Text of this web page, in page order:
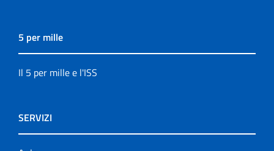
5 per mille
Il 5 per mille e l'ISS
SERVIZI